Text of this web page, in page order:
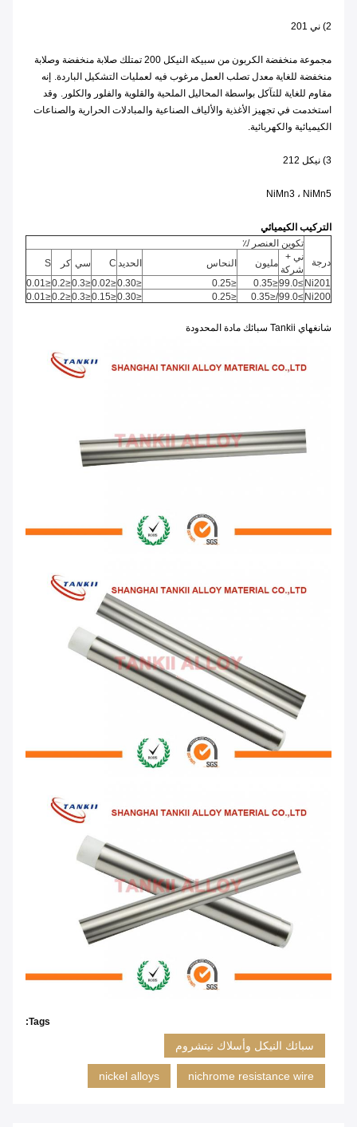
2) ني 201
مجموعة منخفضة الكربون من سبيكة النيكل 200 تمتلك صلابة منخفضة وصلابة
منخفضة للغاية معدل تصلب العمل مرغوب فيه لعمليات التشكيل الباردة. إنه
مقاوم للغاية للتآكل بواسطة المحاليل الملحية والقلوية والفلور والكلور. وقد
استخدمت في تجهيز الأغذية والألياف الصناعية والمبادلات الحرارية والصناعات
الكيميائية والكهربائية.
3) نيكل 212
NiMn3 ، NiMn5
التركيب الكيميائي
درجة
تكوين العنصر /٪
ني +
شركة
مليون النحاس الحديد C سي كر
S
Ni201
≥99.0
≤0.35
≤0.25
≤0.30
≤0.02
≤0.3
≤0.2
≤0.01
Ni200
≥99.0
/≤0.35
≤0.25
≤0.30
≤0.15
≤0.3
≤0.2
≤0.01
شانغهاي Tankii سبائك مادة المحدودة
Tags:
سبائك النيكل وأسلاك نيتشروم
nichrome resistance wire
nickel alloys